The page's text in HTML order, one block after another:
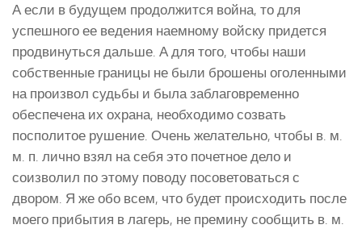
А если в будущем продолжится война, то для
успешного ее ведения наемному войску придется
продвинуться дальше. А для того, чтобы наши
собственные границы не были брошены оголенными
на произвол судьбы и была заблаговременно
обеспечена их охрана, необходимо созвать
посполитое рушение. Очень желательно, чтобы в. м.
м. п. лично взял на себя это почетное дело и
соизволил по этому поводу посоветоваться с
двором. Я же обо всем, что будет происходить после
моего прибытия в лагерь, не премину сообщить в. м.